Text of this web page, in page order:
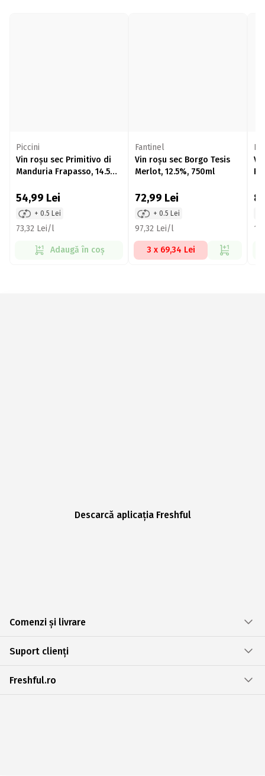
Piccini
Vin roșu sec Primitivo di
Manduria Frapasso, 14.5%,
54,99 Lei
+ 0.5 Lei
73,32 Lei/l
Adaugă în coș
Fantinel
Vin roșu sec Borgo Tesis
Merlot, 12.5%, 750ml
72,99 Lei
+ 0.5 Lei
97,32 Lei/l
3 x 69,34 Lei
Descarcă aplicația Freshful
Comenzi și livrare
Suport clienți
Freshful.ro